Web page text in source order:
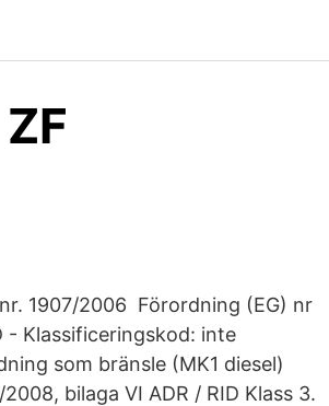
1907/2006 Förordning (EG) nr
- Klassificeringskod: inte
som bränsle (MK1 diesel)
bilaga VI ADR / RID Klass 3.